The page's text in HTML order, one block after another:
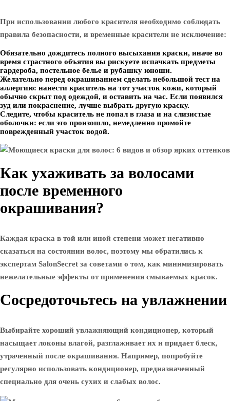
При использовании любого красителя необходимо соблюдать
правила безопасности, и временные красители не исключение:
Обязательно дождитесь полного высыхания краски, иначе во
время страстного объятия вы рискуете испачкать предметы
гардероба, постельное белье и рубашку юноши.
Желательно перед окрашиванием сделать небольшой тест на
аллергию: нанести краситель на тот участок кожи, который
обычно скрыт под одеждой, и оставить на час. Если появился
зуд или покраснение, лучше выбрать другую краску.
Следите, чтобы краситель не попал в глаза и на слизистые
оболочки: если это произошло, немедленно промойте
поврежденный участок водой.
Как ухаживать за волосами
после временного
окрашивания?
Каждая краска в той или иной степени может негативно
сказаться на состоянии волос, поэтому мы обратились к
экспертам SalonSecret за советами о том, как минимизировать
нежелательные эффекты от применения смываемых красок.
Сосредоточьтесь на увлажнении
Выбирайте хороший увлажняющий кондиционер, который
насыщает локоны влагой, разглаживает их и придает блеск,
утраченный после окрашивания. Например, попробуйте
регулярно использовать кондиционер, предназначенный
специально для очень сухих и слабых волос.